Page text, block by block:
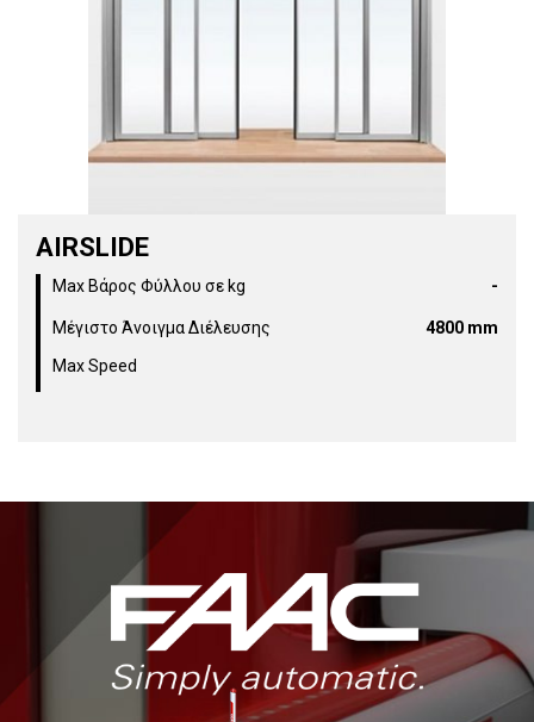
AIRSLIDE
Max Βάρος Φύλλου σε kg -
Μέγιστο Άνοιγμα Διέλευσης
4800 mm
Max Speed